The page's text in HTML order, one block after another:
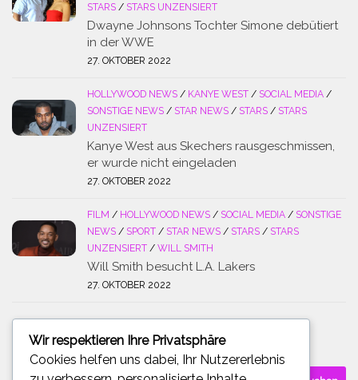
STARS / STARS UNZENSIERT
Dwayne Johnsons Tochter Simone debütiert
in der WWE
27. OKTOBER 2022
HOLLYWOOD NEWS / KANYE WEST / SOCIAL MEDIA /
SONSTIGE NEWS / STAR NEWS / STARS / STARS
UNZENSIERT
Kanye West aus Skechers rausgeschmissen,
er wurde nicht eingeladen
27. OKTOBER 2022
FILM / HOLLYWOOD NEWS / SOCIAL MEDIA / SONSTIGE
NEWS / SPORT / STAR NEWS / STARS / STARS
UNZENSIERT / WILL SMITH
Will Smith besucht L.A. Lakers
27. OKTOBER 2022
SUCHE
Suchen
Wir respektieren Ihre Privatsphäre
Cookies helfen uns dabei, Ihr Nutzererlebnis